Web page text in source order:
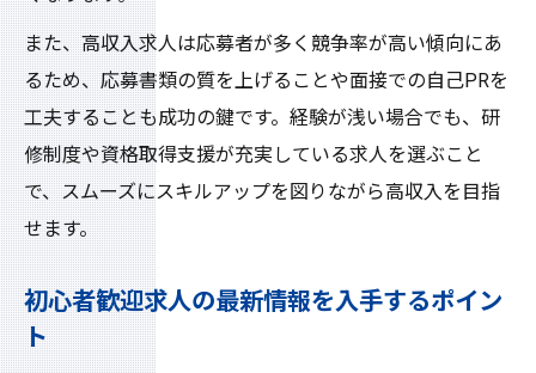
また、高収入求人は応募者が多く競争率が高い傾向にあ
るため、応募書類の質を上げることや面接での自己PRを
工夫することも成功の鍵です。経験が浅い場合でも、研
修制度や資格取得支援が充実している求人を選ぶこと
で、スムーズにスキルアップを図りながら高収入を目指
せます。
初心者歓迎求人の最新情報を入手するポイン
ト